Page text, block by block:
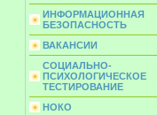
ИНФОРМАЦИОННАЯ
БЕЗОПАСНОСТЬ
ВАКАНСИИ
СОЦИАЛЬНО-
ПСИХОЛОГИЧЕСКОЕ
ТЕСТИРОВАНИЕ
НОКО